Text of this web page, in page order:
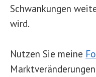
Schwankungen
wird.
Nutzen Sie meine